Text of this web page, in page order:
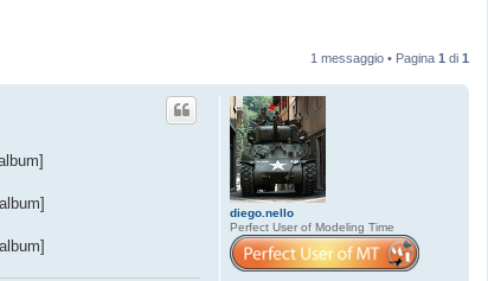
1 messaggio • Pagina 1 di 1
diego.nello
Perfect User of Modeling Time